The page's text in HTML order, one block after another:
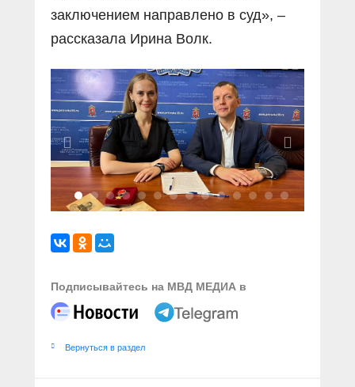
заключением направлено в суд», –
рассказала Ирина Волк.
Подписывайтесь на МВД МЕДИА в
Вернуться в раздел